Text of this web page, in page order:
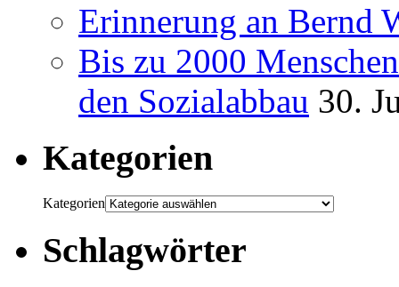
Erinnerung an Bernd
Bis zu 2000
den Sozialabbau 30.
Kategorien
Kategorien
Schlagwörter